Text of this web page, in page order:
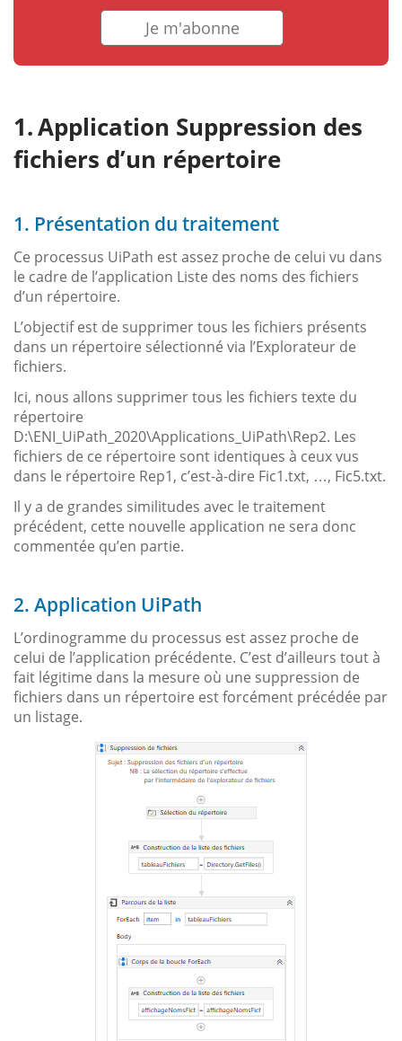
Je m'abonne
Application Suppression des
fichiers d’un répertoire
1. Présentation du traitement
Ce processus UiPath est assez proche de celui vu dans
le cadre de l’application Liste des noms des fichiers
d’un répertoire.
L’objectif est de supprimer tous les fichiers présents
dans un répertoire sélectionné via l’Explorateur de
fichiers.
Ici, nous allons supprimer tous les fichiers texte du
répertoire
D:\ENI_UiPath_2020\Applications_UiPath\Rep2. Les
fichiers de ce répertoire sont identiques à ceux vus
dans le répertoire Rep1, c’est-à-dire Fic1.txt, …, Fic5.txt.
Il y a de grandes similitudes avec le traitement
précédent, cette nouvelle application ne sera donc
commentée qu’en partie.
2. Application UiPath
L’ordinogramme du processus est assez proche de
celui de l’application précédente. C’est d’ailleurs tout à
fait légitime dans la mesure où une suppression de
fichiers dans un répertoire est forcément précédée par
un listage.